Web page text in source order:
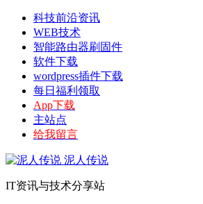
科技前沿资讯
WEB技术
智能路由器刷固件
软件下载
wordpress插件下载
每日福利领取
App下载
主站点
给我留言
泥人传说
IT资讯与技术分享站